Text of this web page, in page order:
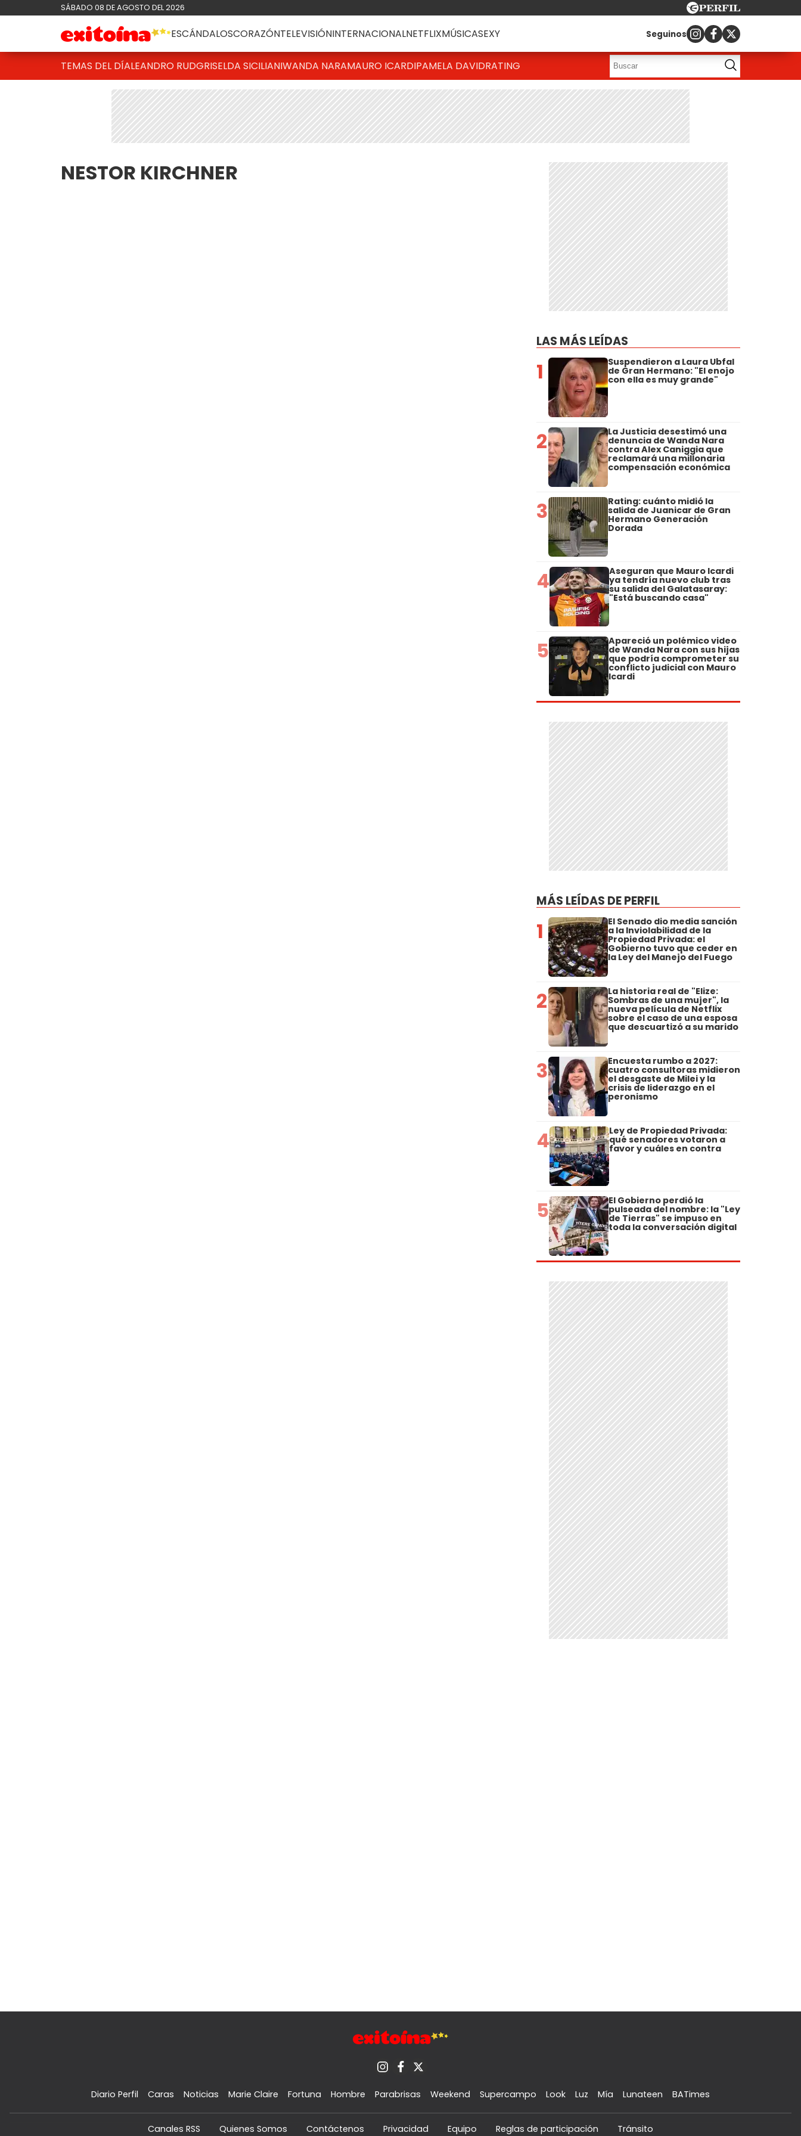
SÁBADO 08 DE AGOSTO DEL 2026
ESCÁNDALOSCORAZÓNTELEVISIÓNINTERNACIONALNETFLIXMÚSICASEXY Seguinos
TEMAS DEL DÍALEANDRO RUDGRISELDA SICILIANIWANDA NARAMAURO ICARDIPAMELA DAVIDRATING
NESTOR KIRCHNER
LAS MÁS LEÍDAS
1 Suspendieron a Laura Ubfal
de Gran Hermano: "El enojo
con ella es muy grande"
2 La Justicia desestimó una
denuncia de Wanda Nara
contra Alex Caniggia que
reclamará una millonaria
compensación económica
3 Rating: cuánto midió la
salida de Juanicar de Gran
Hermano Generación
Dorada
4 Aseguran que Mauro Icardi
ya tendría nuevo club tras
su salida del Galatasaray:
"Está buscando casa"
5 Apareció un polémico video
de Wanda Nara con sus hijas
que podría comprometer su
conflicto judicial con Mauro
Icardi
MÁS LEÍDAS DE PERFIL
1 El Senado dio media sanción
a la Inviolabilidad de la
Propiedad Privada: el
Gobierno tuvo que ceder en
la Ley del Manejo del Fuego
2 La historia real de "Elize:
Sombras de una mujer", la
nueva película de Netflix
sobre el caso de una esposa
que descuartizó a su marido
3 Encuesta rumbo a 2027:
cuatro consultoras midieron
el desgaste de Milei y la
crisis de liderazgo en el
peronismo
4 Ley de Propiedad Privada:
qué senadores votaron a
favor y cuáles en contra
5 El Gobierno perdió la
pulseada del nombre: la "Ley
de Tierras" se impuso en
toda la conversación digital
Diario Perfil Caras Noticias Marie Claire Fortuna Hombre Parabrisas Weekend Supercampo Look Luz Mía Lunateen BATimes
Canales RSS Quienes Somos Contáctenos Privacidad Equipo Reglas de participación Tránsito